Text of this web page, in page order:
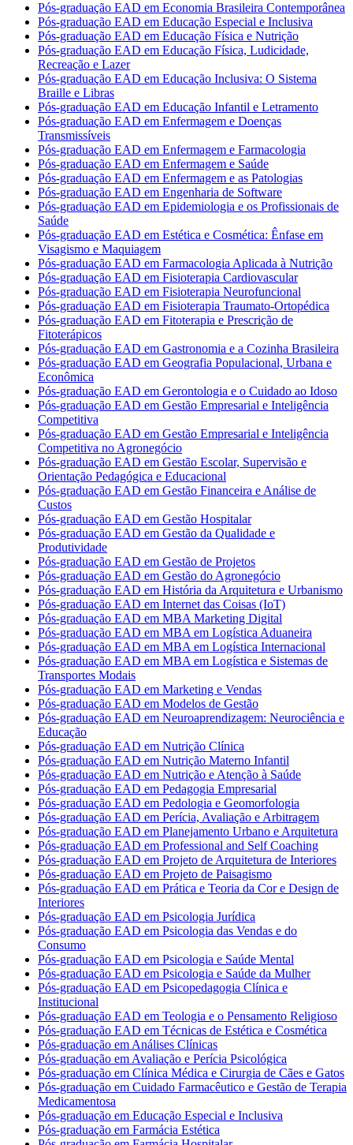
Pós-graduação EAD em Economia Brasileira Contemporânea
Pós-graduação EAD em Educação Especial e Inclusiva
Pós-graduação EAD em Educação Física e Nutrição
Pós-graduação EAD em Educação Física, Ludicidade,
Recreação e Lazer
Pós-graduação EAD em Educação Inclusiva: O Sistema
Braille e Libras
Pós-graduação EAD em Educação Infantil e Letramento
Pós-graduação EAD em Enfermagem e Doenças
Transmissíveis
Pós-graduação EAD em Enfermagem e Farmacologia
Pós-graduação EAD em Enfermagem e Saúde
Pós-graduação EAD em Enfermagem e as Patologias
Pós-graduação EAD em Engenharia de Software
Pós-graduação EAD em Epidemiologia e os Profissionais de
Saúde
Pós-graduação EAD em Estética e Cosmética: Ênfase em
Visagismo e Maquiagem
Pós-graduação EAD em Farmacologia Aplicada à Nutrição
Pós-graduação EAD em Fisioterapia Cardiovascular
Pós-graduação EAD em Fisioterapia Neurofuncional
Pós-graduação EAD em Fisioterapia Traumato-Ortopédica
Pós-graduação EAD em Fitoterapia e Prescrição de
Fitoterápicos
Pós-graduação EAD em Gastronomia e a Cozinha Brasileira
Pós-graduação EAD em Geografia Populacional, Urbana e
Econômica
Pós-graduação EAD em Gerontologia e o Cuidado ao Idoso
Pós-graduação EAD em Gestão Empresarial e Inteligência
Competitiva
Pós-graduação EAD em Gestão Empresarial e Inteligência
Competitiva no Agronegócio
Pós-graduação EAD em Gestão Escolar, Supervisão e
Orientação Pedagógica e Educacional
Pós-graduação EAD em Gestão Financeira e Análise de
Custos
Pós-graduação EAD em Gestão Hospitalar
Pós-graduação EAD em Gestão da Qualidade e
Produtividade
Pós-graduação EAD em Gestão de Projetos
Pós-graduação EAD em Gestão do Agronegócio
Pós-graduação EAD em História da Arquitetura e Urbanismo
Pós-graduação EAD em Internet das Coisas (IoT)
Pós-graduação EAD em MBA Marketing Digital
Pós-graduação EAD em MBA em Logística Aduaneira
Pós-graduação EAD em MBA em Logística Internacional
Pós-graduação EAD em MBA em Logística e Sistemas de
Transportes Modais
Pós-graduação EAD em Marketing e Vendas
Pós-graduação EAD em Modelos de Gestão
Pós-graduação EAD em Neuroaprendizagem: Neurociência e
Educação
Pós-graduação EAD em Nutrição Clínica
Pós-graduação EAD em Nutrição Materno Infantil
Pós-graduação EAD em Nutrição e Atenção à Saúde
Pós-graduação EAD em Pedagogia Empresarial
Pós-graduação EAD em Pedologia e Geomorfologia
Pós-graduação EAD em Perícia, Avaliação e Arbitragem
Pós-graduação EAD em Planejamento Urbano e Arquitetura
Pós-graduação EAD em Professional and Self Coaching
Pós-graduação EAD em Projeto de Arquitetura de Interiores
Pós-graduação EAD em Projeto de Paisagismo
Pós-graduação EAD em Prática e Teoria da Cor e Design de
Interiores
Pós-graduação EAD em Psicologia Jurídica
Pós-graduação EAD em Psicologia das Vendas e do
Consumo
Pós-graduação EAD em Psicologia e Saúde Mental
Pós-graduação EAD em Psicologia e Saúde da Mulher
Pós-graduação EAD em Psicopedagogia Clínica e
Institucional
Pós-graduação EAD em Teologia e o Pensamento Religioso
Pós-graduação EAD em Técnicas de Estética e Cosmética
Pós-graduação em Análises Clínicas
Pós-graduação em Avaliação e Perícia Psicológica
Pós-graduação em Clínica Médica e Cirurgia de Cães e Gatos
Pós-graduação em Cuidado Farmacêutico e Gestão de Terapia
Medicamentosa
Pós-graduação em Educação Especial e Inclusiva
Pós-graduação em Farmácia Estética